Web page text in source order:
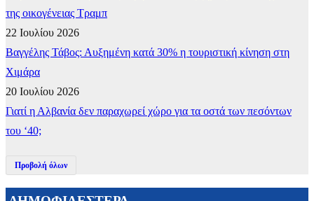
της οικογένειας Τραμπ
22 Ιουλίου 2026
Βαγγέλης Τάβος: Αυξημένη κατά 30% η τουριστική κίνηση στη
Χιμάρα
20 Ιουλίου 2026
Γιατί η Αλβανία δεν παραχωρεί χώρο για τα οστά των πεσόντων
του ‘40;
Προβολή όλων